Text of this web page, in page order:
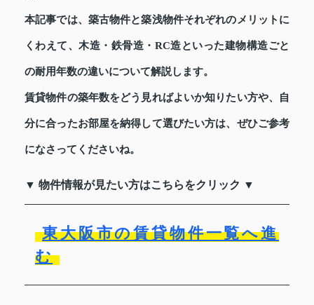
本記事では、築古物件と築浅物件それぞれのメリットに
くわえて、木造・鉄骨造・RC造といった建物構造ごと
の耐用年数の違いについて解説します。
賃貸物件の築年数をどう見ればよいか知りたい方や、自
分に合ったお部屋を納得して選びたい方は、ぜひご参考
になさってくださいね。
▼ 物件情報が見たい方はこちらをクリック ▼
東大阪市の賃貸物件一覧へ進
む